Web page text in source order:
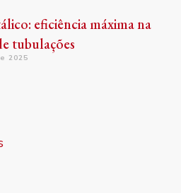
eficiência máxima na
tubulações
2025